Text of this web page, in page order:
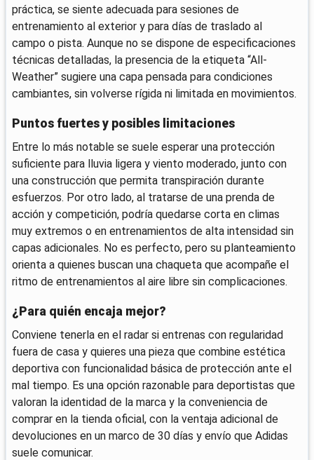
práctica, se siente adecuada para sesiones de
entrenamiento al exterior y para días de traslado al
campo o pista. Aunque no se dispone de especificaciones
técnicas detalladas, la presencia de la etiqueta “All-
Weather” sugiere una capa pensada para condiciones
cambiantes, sin volverse rígida ni limitada en movimientos.
Puntos fuertes y posibles limitaciones
Entre lo más notable se suele esperar una protección
suficiente para lluvia ligera y viento moderado, junto con
una construcción que permita transpiración durante
esfuerzos. Por otro lado, al tratarse de una prenda de
acción y competición, podría quedarse corta en climas
muy extremos o en entrenamientos de alta intensidad sin
capas adicionales. No es perfecto, pero su planteamiento
orienta a quienes buscan una chaqueta que acompañe el
ritmo de entrenamientos al aire libre sin complicaciones.
¿Para quién encaja mejor?
Conviene tenerla en el radar si entrenas con regularidad
fuera de casa y quieres una pieza que combine estética
deportiva con funcionalidad básica de protección ante el
mal tiempo. Es una opción razonable para deportistas que
valoran la identidad de la marca y la conveniencia de
comprar en la tienda oficial, con la ventaja adicional de
devoluciones en un marco de 30 días y envío que Adidas
suele comunicar.